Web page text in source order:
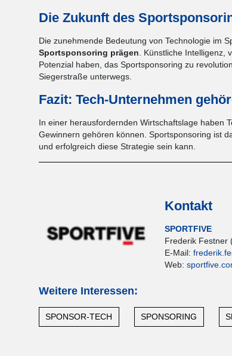
Die Zukunft des
Die zunehmende Bedeutung von Technologie im
Sportsponsoring prägen . Künstliche
Potenzial haben, das Sportsponsoring zu
Siegerstraße unterwegs.
Fazit: Tech-Unternehmen
In einer herausfordernden Wirtschaftslage haben
Gewinnern gehören können. Sportsponsoring ist
und erfolgreich diese Strategie sein kann.
Kontakt
SPORTFIVE
Frederik Festner
E-Mail:
Web:
Weitere Interessen:
SPONSOR-TECH SPONSORING